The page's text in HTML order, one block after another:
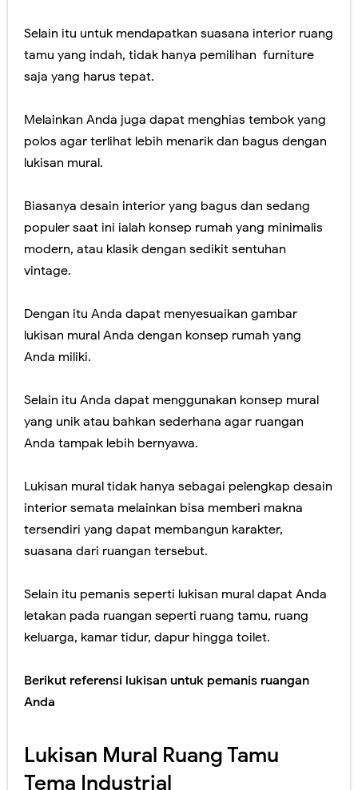
Selain itu untuk mendapatkan suasana interior ruang
tamu yang indah, tidak hanya pemilihan furniture
saja yang harus tepat.
Melainkan Anda juga dapat menghias tembok yang
polos agar terlihat lebih menarik dan bagus dengan
lukisan mural.
Biasanya desain interior yang bagus dan sedang
populer saat ini ialah konsep rumah yang minimalis
modern, atau klasik dengan sedikit sentuhan
vintage.
Dengan itu Anda dapat menyesuaikan gambar
lukisan mural Anda dengan konsep rumah yang
Anda miliki.
Selain itu Anda dapat menggunakan konsep mural
yang unik atau bahkan sederhana agar ruangan
Anda tampak lebih bernyawa.
Lukisan mural tidak hanya sebagai pelengkap desain
interior semata melainkan bisa memberi makna
tersendiri yang dapat membangun karakter,
suasana dari ruangan tersebut.
Selain itu pemanis seperti lukisan mural dapat Anda
letakan pada ruangan seperti ruang tamu, ruang
keluarga, kamar tidur, dapur hingga toilet.
Berikut referensi lukisan untuk pemanis ruangan
Anda
Lukisan Mural Ruang Tamu
Tema Industrial